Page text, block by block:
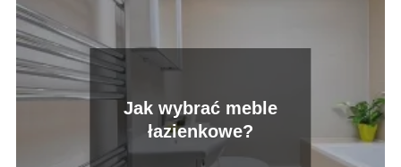
Jak wybrać meble
łazienkowe?